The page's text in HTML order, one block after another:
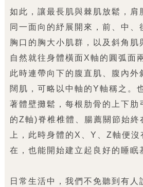
如此，讓最長肌與棘肌放鬆，肩
同一面向的紓展開來，前、中、
胸口的胸大小肌群，以及斜角肌
自然就往身體橫面X軸的圓弧面
此時連帶向下的腹直肌、腹內外
闊肌，可略以中軸的Y軸稱之。
著體壁攤鬆，每根肋骨的上下肋
的Z軸)脊椎椎體、腸薦關節始終
上，此時身體的X、Y、Z軸便
在，也能開始建立起良好的睡眠
日常生活中，我們不免聽到有人